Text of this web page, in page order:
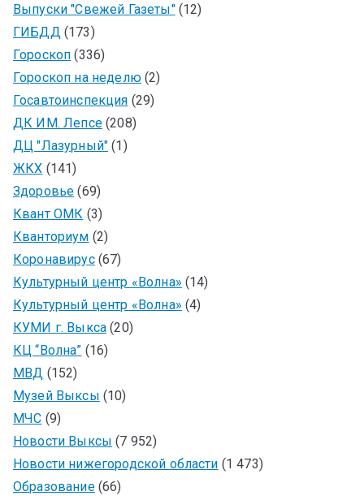
Выпуски "Свежей Газеты"(12)
ГИБДД (173)
Гороскоп (336)
Гороскоп на неделю(2)
Госавтоинспекция (29)
ДК ИМ. Лепсе(208)
ДЦ "Лазурный" (1)
ЖКХ (141)
Здоровье (69)
Квант ОМК (3)
Кванториум (2)
Коронавирус(67)
Культурный центр «Волна» (14)
Культурный центр «Волна» (4)
КУМИ г. Выкса (20)
КЦ “Волна” (16)
МВД (152)
Музей Выксы (10)
МЧС (9)
Новости Выксы (7 952)
Новости нижегородской области (1 473)
Образование(66)